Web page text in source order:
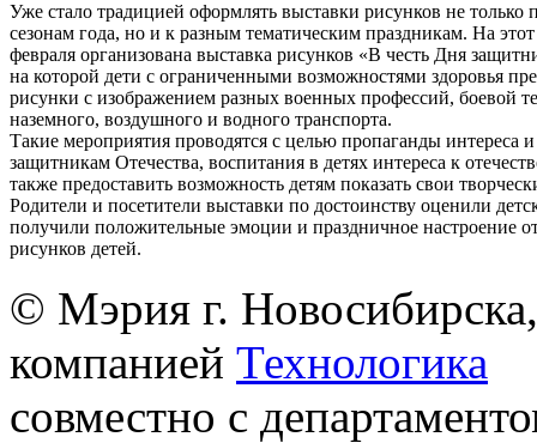
Уже стало традицией оформлять выставки рисунков не
сезонам года, но и к разным тематическим праздникам. На этот
февраля организована выставка рисунков «В честь Дня
на которой дети с ограниченными возможностями здоровья
рисунки с изображением разных военных профессий, боевой
наземного, воздушного и водного транспорта.
Такие мероприятия проводятся с целью пропаганды интереса
защитникам Отечества, воспитания в детях интереса к
также предоставить возможность детям показать свои
Родители и посетители выставки по достоинству оценили
получили положительные эмоции и праздничное настроение
рисунков детей.
© Мэрия г.
компанией Технологика
совместно с